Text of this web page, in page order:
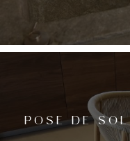
POSE DE SOL